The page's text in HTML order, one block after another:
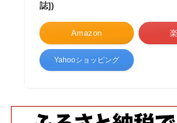
誌])
Amazon
Yahooショッピング